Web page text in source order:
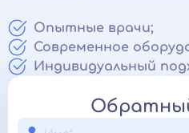
Опытные врачи;
Современное
Индивидуальный